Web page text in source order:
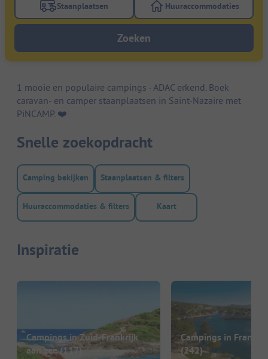
Gebruik de filterknop staanplaatsen om te zoeken
Staanplaatsen Gebruik de
Huuraccommodaties
Zoeken
1 mooie en populaire campings - ADAC erkend. Boek
caravan- en camper staanplaatsen in Saint-Nazaire met
PiNCAMP. ❤️️
Snelle zoekopdracht
Camping bekijken Staanplaatsen & filters
Huuraccommodaties & filters Kaart
Inspiratie
Campings in Zuid-Frankrijk
aan zee(117)
Campings in
(242)